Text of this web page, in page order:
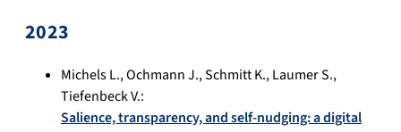
2023
Michels L.,Ochmann J.,Schmitt K.,Laumer S.,
Tiefenbeck V.:
Salience, transparency, and self-nudging: a digital